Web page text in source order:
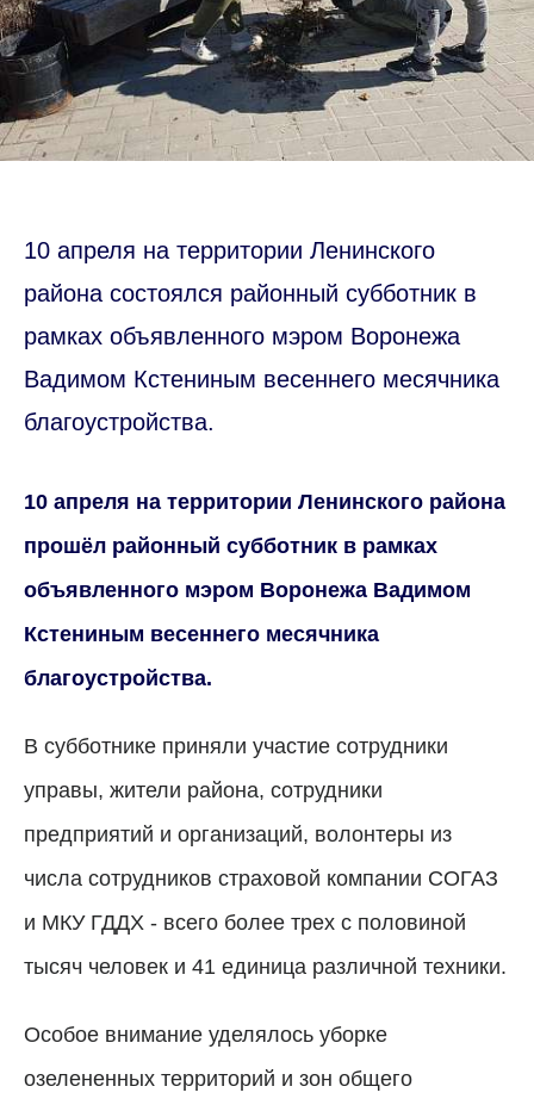
10 апреля на территории Ленинского
района состоялся районный субботник в
рамках объявленного мэром Воронежа
Вадимом Кстениным весеннего месячника
благоустройства.
10 апреля на территории Ленинского района
прошёл районный субботник в рамках
объявленного мэром Воронежа Вадимом
Кстениным весеннего месячника
благоустройства.
В субботнике приняли участие сотрудники
управы, жители района, сотрудники
предприятий и организаций, волонтеры из
числа сотрудников страховой компании СОГАЗ
и МКУ ГДДХ - всего более трех с половиной
тысяч человек и 41 единица различной техники.
Особое внимание уделялось уборке
озелененных территорий и зон общего